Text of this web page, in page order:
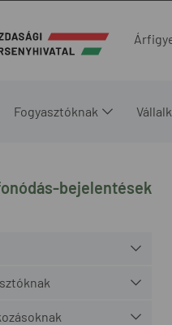
Fogyasztóknak
bejelentések